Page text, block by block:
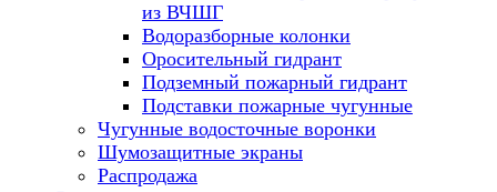
из ВЧШГ
Водоразборные колонки
Оросительный гидрант
Подземный пожарный гидрант
Подставки пожарные чугунные
Чугунные водосточные воронки
Шумозащитные экраны
Распродажа